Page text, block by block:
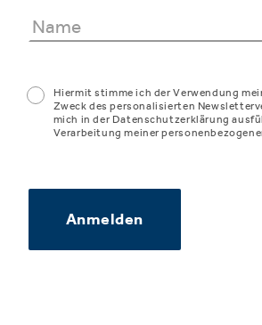
Hiermit stimme ich der Verwendung
Zweck des personalisierten
mich in der Datenschutzerklärung
Verarbeitung meiner
Anmelden